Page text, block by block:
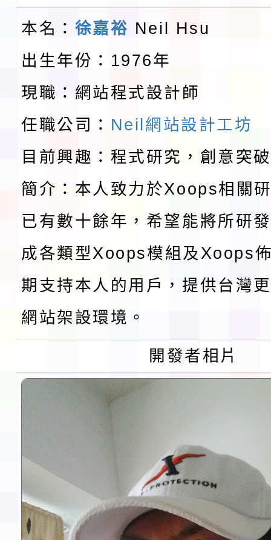
告(不再辦理後續甄選)
賽實施要點」1份
本市「115學年度學生
程安排一案
「桃園市補助參觀特色
展演活動實施計畫」
請一案
教育部校安中心白海豚
報
淨零綠領人才培育課程
檢送桃園市115學年度
及師生本土語及新住民
實施要點各1份
115年食農教育專業人
函轉國家通訊傳播委員
鎮韌性（防空）演習－
速演練執行計畫」
「115年金融知識線上
法」
本校115學年度第1學
第3次招考代課鐘點教
告(不再辦理後續甄選)
檢送「桃園市115學年
賽實施要點」1份
本市「115學年度學生
程安排一案
「桃園市補助參觀特色
展演活動實施計畫」
請一案
本名： 徐嘉裕 Neil Hsu
出生年份：1976年
現職：網站程式設計師
任職公司： Neil網站設計工坊
目前興趣：程式研究，創意突
簡介：本人致力於Xoops相關
已有數十餘年，希望能將所研
成各類型Xoops模組及Xoops
期支持本人的用戶，提供台灣
網站架設環境。
開發者相片